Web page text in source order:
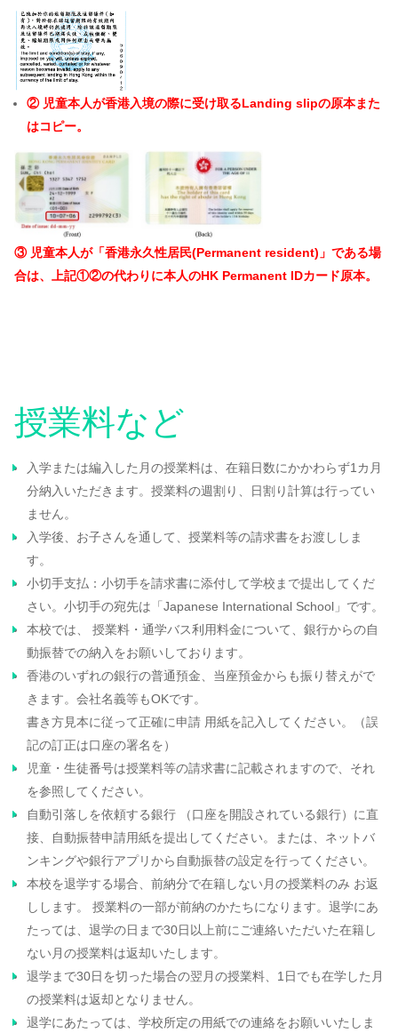
② 児童本人が香港入境の際に受け取るLanding slipの原本また
はコピー。
③ 児童本人が「香港永久性居民(Permanent resident)」である場
合は、上記①②の代わりに本人のHK Permanent IDカード原本。
授業料など
入学または編入した月の授業料は、在籍日数にかかわらず1カ月
分納入いただきます。授業料の週割り、日割り計算は行ってい
ません。
入学後、お子さんを通して、授業料等の請求書をお渡ししま
す。
小切手支払：小切手を請求書に添付して学校まで提出してくだ
さい。 小切手の宛先は「Japanese International School」です。
本校では、 授業料・通学バス利用料金について、銀行からの自
動振替での納入をお願いしております。
香港のいずれの銀行の普通預金、当座預金からも振り替えがで
きます。会社名義等もOKです。
書き方見本に従って正確に申請 用紙を記入してください。（誤
記の訂正は口座の署名を）
児童・生徒番号は授業料等の請求書に記載されますので、それ
を参照してください。
自動引落しを依頼する銀行 （口座を開設されている銀行）に直
接、自動振替申請用紙を提出してください。または、ネットバ
ンキングや銀行アプリから自動振替の設定を行ってください。
本校を退学する場合、前納分で在籍しない月の授業料のみ お返
しします。 授業料の一部が前納のかたちになります。退学にあ
たっては、退学の日まで30日以上前にご連絡いただいた在籍し
ない月の授業料は返却いたします。
退学まで30日を切った場合の翌月の授業料、1日でも在学した月
の授業料は返却となりません。
退学にあたっては、学校所定の用紙での連絡をお願いいたしま